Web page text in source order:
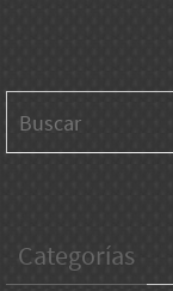
Categorías